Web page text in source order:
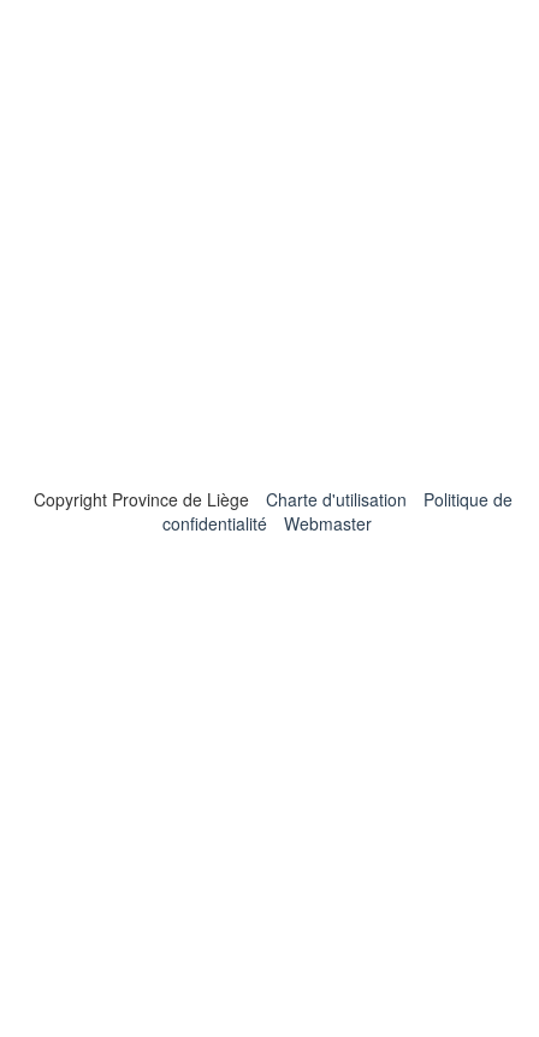
Copyright Province de Liège Charte d'utilisation
Politique de
confidentialité
Webmaster